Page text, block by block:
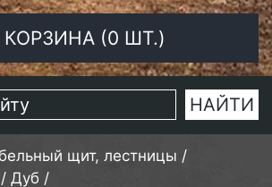
КОРЗИНА (0 ШТ.)
щит, лестницы /
/ Дуб /